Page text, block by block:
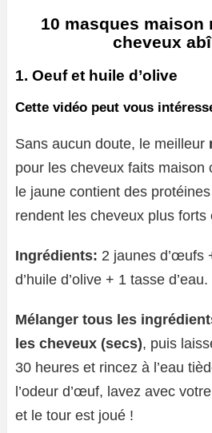
10 masques maison
cheveux
1. Oeuf et huile d’olive
Cette vidéo peut vous
Sans aucun doute, le meilleur
pour les cheveux faits maison
le jaune contient des
rendent les cheveux plus forts
Ingrédients: 2 jaunes d’œufs
d’huile d’olive + 1 tasse d’eau.
Mélanger tous les
les cheveux (secs), puis
30 heures et rincez à l’eau
l’odeur d’œuf, lavez avec
et le tour est joué !